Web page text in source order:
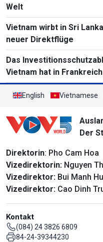
Welt
Vietnam wirbt in Sri
neuer Direktflüge
Das
Vietnam hat in
English Vietnamese
Der
Direktorin: Pho Cam Hoa
Vizedirektorin: Nguyen
Vizedirektor: Bui Manh
Vizedirektor: Cao Dinh
Kontakt
(084) 24 3826 6809
84-24-39344230